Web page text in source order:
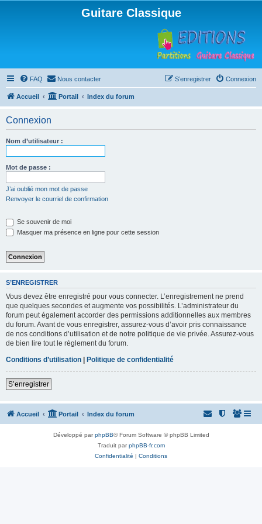
Guitare Classique
FAQ Nous contacter Connexion
S’enregistrer
Accueil Portail Index du forum
Connexion
Nom d’utilisateur :
Mot de passe :
J’ai oublié mon mot de passe
Renvoyer le courriel de confirmation
Se souvenir de moi
Masquer ma présence en ligne pour cette session
S’ENREGISTRER
Vous devez être enregistré pour vous connecter. L’enregistrement ne prend
que quelques secondes et augmente vos possibilités. L’administrateur du
forum peut également accorder des permissions additionnelles aux membres
du forum. Avant de vous enregistrer, assurez-vous d’avoir pris connaissance
de nos conditions d’utilisation et de notre politique de vie privée. Assurez-vous
de bien lire tout le règlement du forum.
Conditions d’utilisation | Politique de confidentialité
S’enregistrer
Accueil Portail Index du forum
Développé parphpBB® Forum Software © phpBB Limited
Traduit parphpBB-fr.com
Confidentialité | Conditions